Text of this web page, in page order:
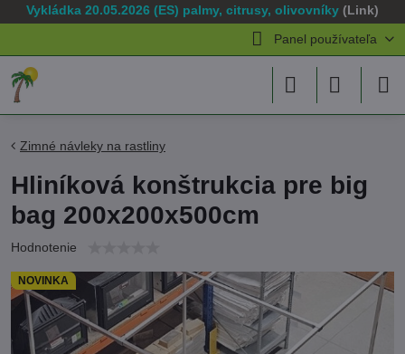
Vykládka 20.05.2026 (ES) palmy, citrusy, olivovníky (Link)
Panel používateľa
NOVINKA
Zimné návleky na rastliny
Hliníková konštrukcia pre big
bag 200x200x500cm
Hodnotenie